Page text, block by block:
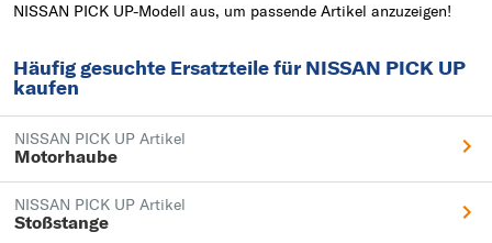
NISSAN PICK UP-Modell aus, um passende Artikel anzuzeigen!
Häufig gesuchte Ersatzteile für NISSAN PICK UP
kaufen
NISSAN PICK UP Artikel
Motorhaube
NISSAN PICK UP Artikel
Stoßstange